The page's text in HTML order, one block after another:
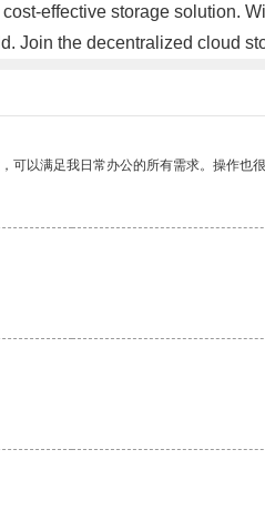
effective storage solution.
Join the decentralized cloud
以满足我日常办公的所有需求。操作也